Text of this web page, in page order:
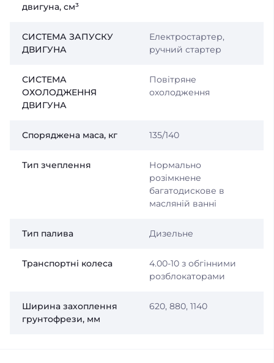
двигуна, см³
СИСТЕМА ЗАПУСКУ
ДВИГУНА
Електростартер,
ручний стартер
СИСТЕМА
ОХОЛОДЖЕННЯ
ДВИГУНА
Повітряне
охолодження
Споряджена маса, кг 135/140
Тип зчеплення
Нормально
розімкнене
багатодискове в
масляній ванні
Тип палива Дизельне
Транспортні колеса
4.00-10 з обгінними
розблокаторами
Ширина захоплення
грунтофрези, мм
620, 880, 1140